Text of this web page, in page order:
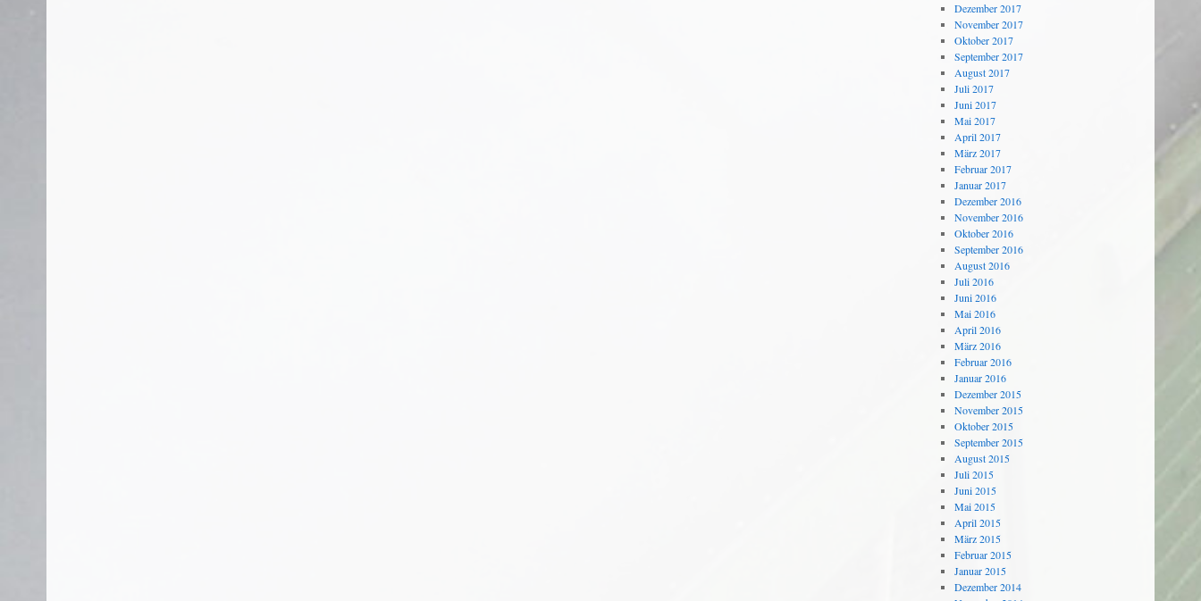
Dezember 2017
November 2017
Oktober 2017
September 2017
August 2017
Juli 2017
Juni 2017
Mai 2017
April 2017
März 2017
Februar 2017
Januar 2017
Dezember 2016
November 2016
Oktober 2016
September 2016
August 2016
Juli 2016
Juni 2016
Mai 2016
April 2016
März 2016
Februar 2016
Januar 2016
Dezember 2015
November 2015
Oktober 2015
September 2015
August 2015
Juli 2015
Juni 2015
Mai 2015
April 2015
März 2015
Februar 2015
Januar 2015
Dezember 2014